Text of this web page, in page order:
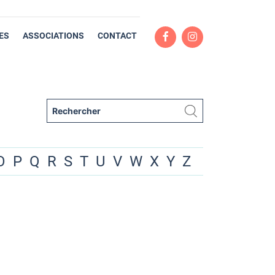
ASSOCIATIONS CONTACT
P Q R S T U V W X Y Z